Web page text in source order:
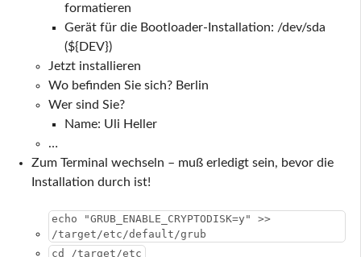
formatieren
Gerät für die Bootloader-Installation: /dev/sda
(${DEV})
Jetzt installieren
Wo befinden Sie sich? Berlin
Wer sind Sie?
Name: Uli Heller
…
Zum Terminal wechseln – muß erledigt sein, bevor die
Installation durch ist!
echo "GRUB_ENABLE_CRYPTODISK=y" >>
/target/etc/default/grub
cd /target/etc